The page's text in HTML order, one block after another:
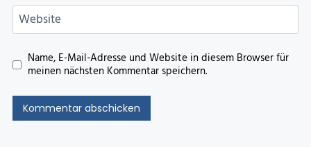
Website
Name, E-Mail-Adresse und Website in diesem Browser für
meinen nächsten Kommentar speichern.